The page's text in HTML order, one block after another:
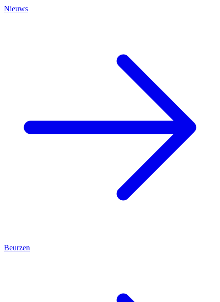
Nieuws
Beurzen